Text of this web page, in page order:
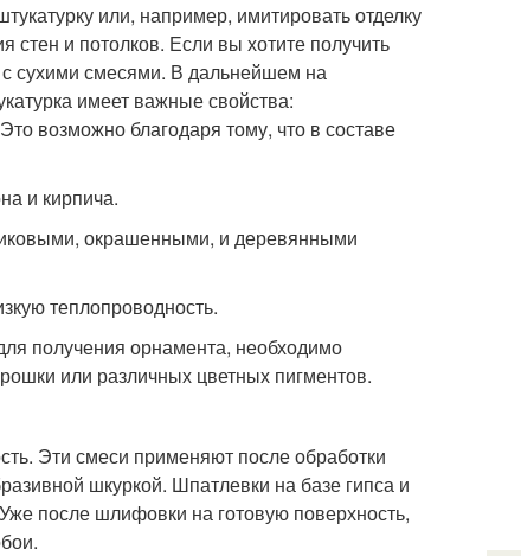
или, например, имитировать отделку
и потолков. Если вы хотите получить
с сухими смесями. В дальнейшем на
имеет важные свойства:
возможно благодаря тому, что в составе
и кирпича.
окрашенными, и деревянными
теплопроводность.
получения орнамента, необходимо
или различных цветных пигментов.
Эти смеси применяют после обработки
шкуркой. Шпатлевки на базе гипса и
после шлифовки на готовую поверхность,